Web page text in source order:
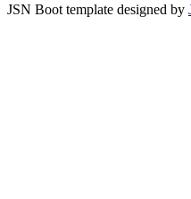
JSN Boot template designed by